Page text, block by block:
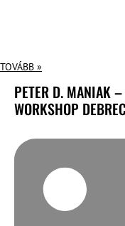
TOVÁBB »
PETER D. MANIAK
WORKSHOP